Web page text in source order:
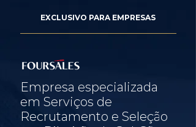
EXCLUSIVO PARA EMPRESAS
Empresa especializada
em Serviços de
Recrutamento e Seleção